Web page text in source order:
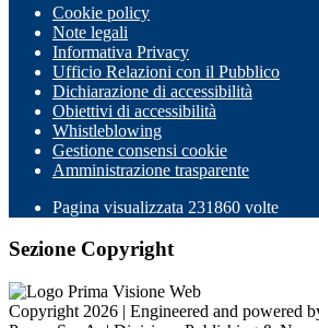
Cookie policy
Note legali
Informativa Privacy
Ufficio Relazioni con il Pubblico
Dichiarazione di accessibilità
Obiettivi di accessibilità
Whistleblowing
Gestione consensi cookie
Amministrazione trasparente
Pagina visualizzata 231860 volte
Sezione Copyright
Copyright 2026 | Engineered and powered